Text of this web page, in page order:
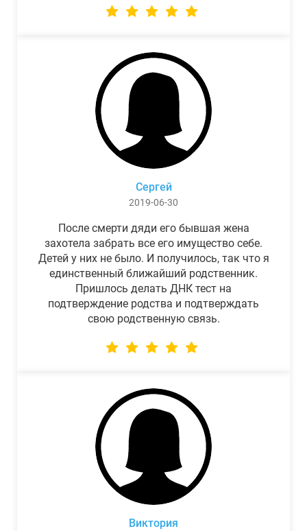
Сергей
2019-06-30
После смерти дяди его бывшая жена
захотела забрать все его имущество себе.
Детей у них не было. И получилось, так что я
единственный ближайший родственник.
Пришлось делать ДНК тест на
подтверждение родства и подтверждать
свою родственную связь.
Виктория